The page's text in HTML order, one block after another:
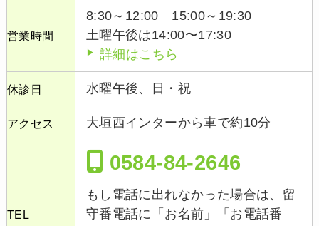
営業時間
8:30～12:00 15:00～19:30
土曜午後は14:00〜17:30
詳細はこちら
休診日 水曜午後、日・祝
アクセス 大垣西インターから車で約10分
TEL
0584-84-2646
もし電話に出れなかった場合は、留
守番電話に「お名前」「お電話番